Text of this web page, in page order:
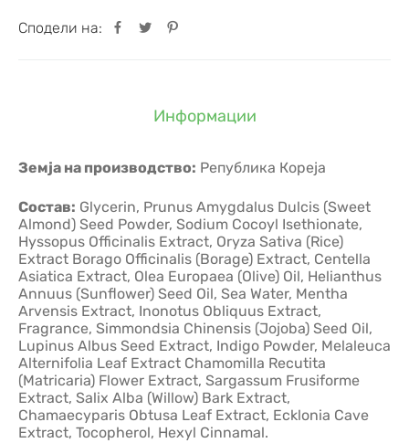
Сподели на:
Информации
Земја на производство: Република Кореја
Состав: Glycerin, Prunus Amygdalus Dulcis (Sweet
Almond) Seed Powder, Sodium Cocoyl Isethionate,
Hyssopus Officinalis Extract, Oryza Sativa (Rice)
Extract Borago Officinalis (Borage) Extract, Centella
Asiatica Extract, Olea Europaea (Olive) Oil, Helianthus
Annuus (Sunflower) Seed Oil, Sea Water, Mentha
Arvensis Extract, Inonotus Obliquus Extract,
Fragrance, Simmondsia Chinensis (Jojoba) Seed Oil,
Lupinus Albus Seed Extract, Indigo Powder, Melaleuca
Alternifolia Leaf Extract Chamomilla Recutita
(Matricaria) Flower Extract, Sargassum Frusiforme
Extract, Salix Alba (Willow) Bark Extract,
Chamaecyparis Obtusa Leaf Extract, Ecklonia Cave
Extract, Tocopherol, Hexyl Cinnamal.